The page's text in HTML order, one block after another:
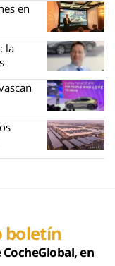
en
la
boletín
en